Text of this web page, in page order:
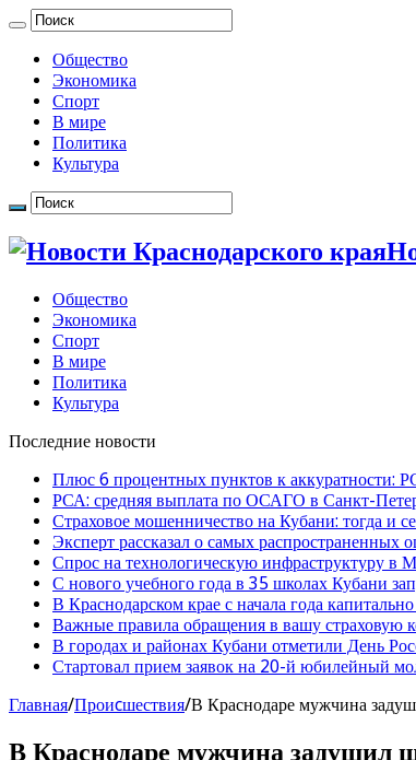
Общество
Экономика
Спорт
В мире
Политика
Культура
Общество
Экономика
Спорт
В мире
Политика
Культура
Последние новости
Плюс 6 процентных пунктов к аккуратности:
РСА: средняя выплата по ОСАГО в Санкт-
Страховое мошенничество на Кубани: тогда и
Эксперт рассказал о самых
Спрос на технологическую инфраструктуру
С нового учебного года в 35 школах Кубани
В Краснодарском крае с начала года
Важные правила обращения в вашу страховую
В городах и районах Кубани отметили День
Стартовал прием заявок на 20-й юбилейный
Главная/Проиcшествия/В Краснодаре мужчина
В Краснодаре мужчина задушил